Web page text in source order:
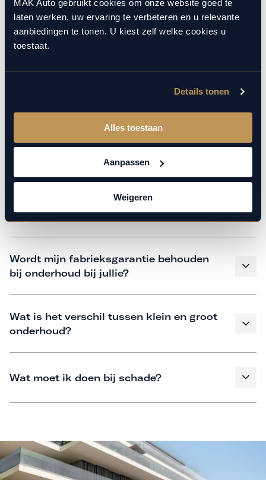
MAK Auto gebruikt cookies om onze website goed te
laten werken, uw ervaring te verbeteren en u relevante
aanbiedingen te tonen. U kiest zelf welke cookies u
toestaat.
Details tonen
Alles toestaan
Aanpassen
Weigeren
verzorgen het onderhoud op hetzelfde niveau als een
merkdealer, met behoud van de fabrieksgarantie. Kom
gerust langs in onze werkplaats voor een APK of een
Hoe weet ik welk onderhoud mijn
auto nodig heeft en wanneer?
Is vervangend vervoer mogelijk?
Wordt mijn fabrieksgarantie behouden
bij onderhoud bij jullie?
Wat is het verschil tussen klein en groot
onderhoud?
Wat moet ik doen bij schade?